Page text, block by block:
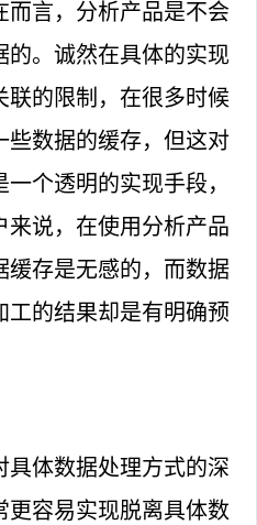
而言，分析产品是不会
。诚然在具体的实现
联的限制，在很多时候
些数据的缓存，但这对
个透明的实现手段，
来说，在使用分析产品
缓存是无感的，而数据
工的结果却是有明确预
体数据处理方式的深
更容易实现脱离具体数